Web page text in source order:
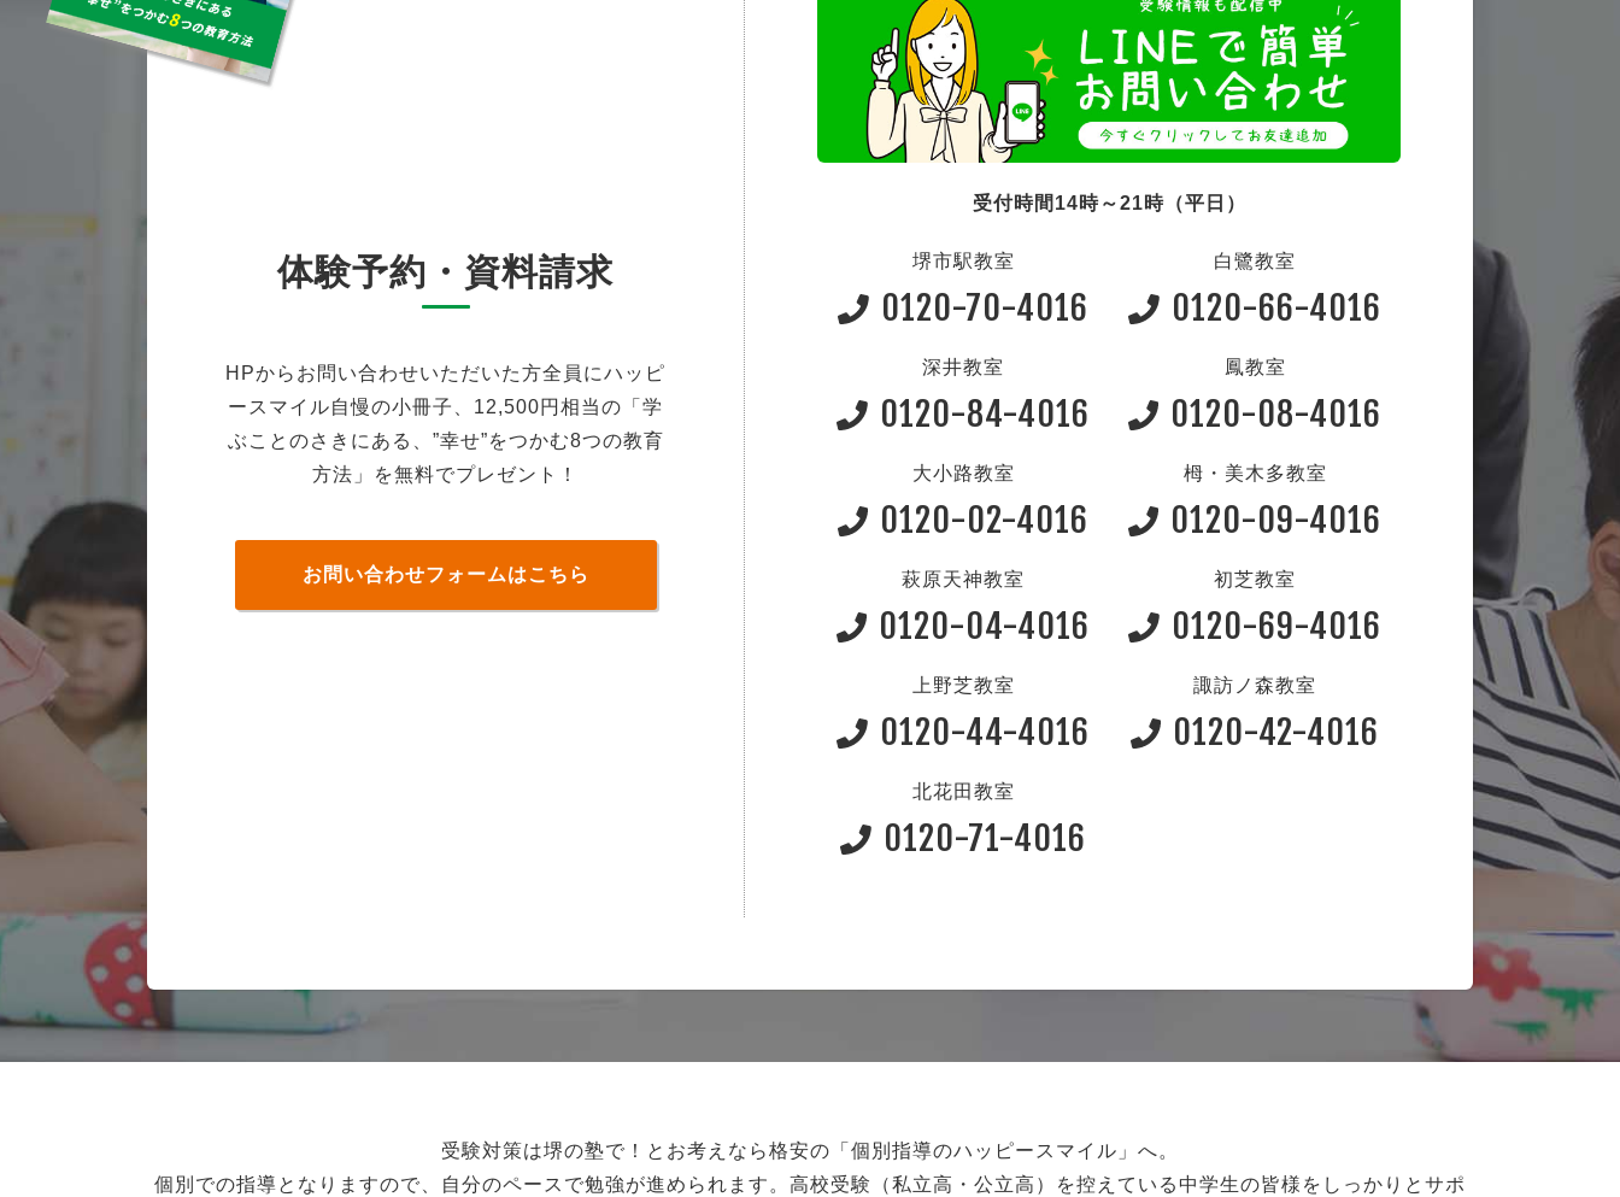
体験予約・資料請求
HPからお問い合わせいただいた方全員にハッピ
ースマイル自慢の小冊子、12,500円相当の「学
ぶことのさきにある、”幸せ”をつかむ8つの教育
方法」を無料でプレゼント！
お問い合わせフォームはこちら
受付時間14時～21時（平日）
堺市駅教室
0120-70-4016
白鷺教室
0120-66-4016
深井教室
0120-84-4016
鳳教室
0120-08-4016
大小路教室
0120-02-4016
栂・美木多教室
0120-09-4016
萩原天神教室
0120-04-4016
初芝教室
0120-69-4016
上野芝教室
0120-44-4016
諏訪ノ森教室
0120-42-4016
北花田教室
0120-71-4016
受験対策は堺の塾で！ とお考えなら格安の「個別指導のハッピースマイル」へ。
個別での指導となりますので、自分のペースで勉強が進められます。 高校受験（私立高・公立高）を控えている 中学生の皆様をしっかりとサポ